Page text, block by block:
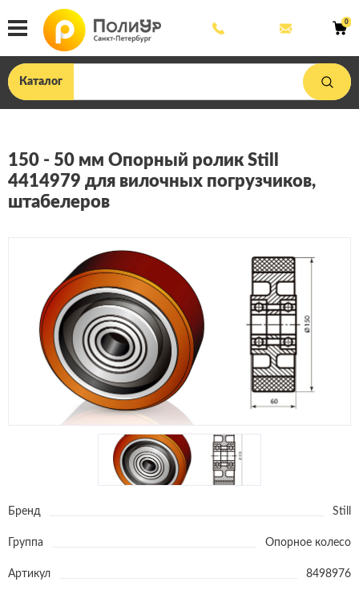
33
0
Каталог
150 - 50 мм Опорный ролик Still
4414979 для вилочных погрузчиков,
штабелеров
Бренд Still
Группа Опорное колесо
Артикул 8498976